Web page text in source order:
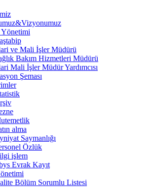
Yönetimi
ve Mali İşler Müdürü
Bakım Hizmetleri Müdürü
Mali İşler Müdür Yardımcısı
Şeması
alma
Saymanlığı
Özlük
işlem
Evrak Kayıt
Bölüm Sorumlu Listesi